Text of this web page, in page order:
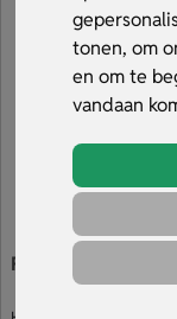
tonen, om
en om te
vandaan
blijft. Bestel
snelle levering,
digitaal voorbeeld.
Falconetti®